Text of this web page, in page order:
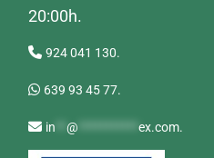
20:00h.
924 041 130.
639 93 45 77.
in **@ ***********ex.com.